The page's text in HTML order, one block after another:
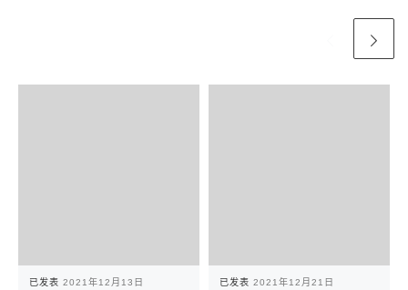
已发表 2021年12月13日 已发表 2021年12月21日